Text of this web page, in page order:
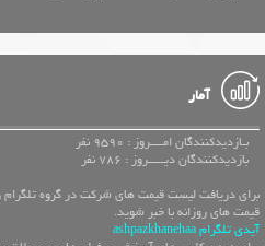
آمار
بـازدیدکنندگان امــــروز : 9590 نفر
بازدیدکنندگان دیـــــروز : 786 نفر
برای دریافت لیست قیمت های شرکت در گروه تلگرام
قیمت های روزانه با خبر شوید.
آیدی تلگرام ashpazkhanehaa